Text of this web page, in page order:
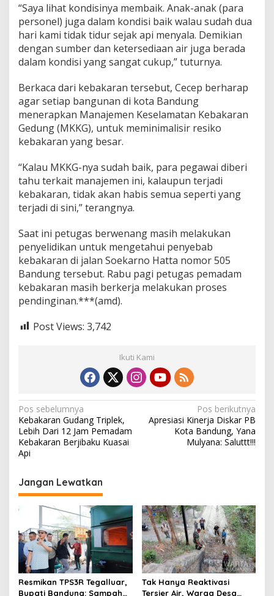
l
a
n
g
s
u
g
3
J
a
“Saya lihat kondisinya membaik. Anak-anak (para
personel) juga dalam kondisi baik walau sudah dua
hari kami tidak tidur sejak api menyala. Demikian
dengan sumber dan ketersediaan air juga berada
dalam kondisi yang sangat cukup,” tuturnya.
Berkaca dari kebakaran tersebut, Cecep berharap
agar setiap bangunan di kota Bandung
menerapkan Manajemen Keselamatan Kebakaran
Gedung (MKKG), untuk meminimalisir resiko
kebakaran yang besar.
“Kalau MKKG-nya sudah baik, para pegawai diberi
tahu terkait manajemen ini, kalaupun terjadi
kebakaran, tidak akan habis semua seperti yang
terjadi di sini,” terangnya.
Saat ini petugas berwenang masih melakukan
penyelidikan untuk mengetahui penyebab
kebakaran di jalan Soekarno Hatta nomor 505
Bandung tersebut. Rabu pagi petugas pemadam
kebakaran masih berkerja melakukan proses
pendinginan.***(amd).
Post Views: 3,742
Ikuti Kami
N
a
v
g
a
s
i
p
o
s
Pos sebelumnya
Kebakaran Gudang Triplek,
Lebih Dari 12 Jam Pemadam
Kebakaran Berjibaku Kuasai
Api
Pos berikutnya
Apresiasi Kinerja Diskar PB
Kota Bandung, Yana
Mulyana: Saluttt!!!
Jangan Lewatkan
Resmikan TPS3R Tegalluar,
Bupati Bandung: Sampah
Tak Hanya Reaktivasi
Tersier Air, Warga Desa